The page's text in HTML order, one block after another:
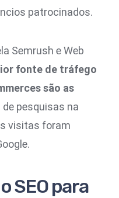
patrocinados.
Semrush e Web
fonte de tráfego
são as
pesquisas na
visitas foram
SEO para